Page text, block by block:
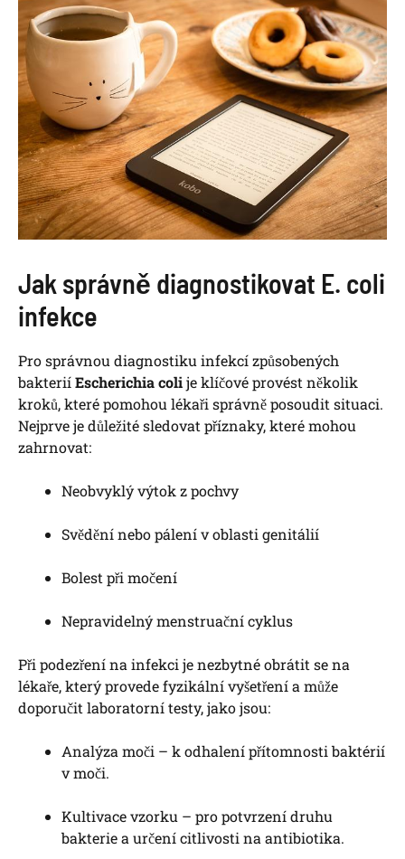
Jak správně diagnostikovat E. coli
infekce
Pro správnou diagnostiku infekcí způsobených
bakteriíEscherichia colije klíčové provést několik
kroků, které pomohou lékaři správně posoudit situaci.
Nejprve je důležité sledovat příznaky, které mohou
zahrnovat:
Neobvyklý výtok z pochvy
Svědění nebo pálení v oblasti genitálií
Bolest při močení
Nepravidelný menstruační cyklus
Při podezření na infekci je nezbytné obrátit se na
lékaře, který provede fyzikální vyšetření a může
doporučit laboratorní testy, jako jsou:
Analýza moči – k odhalení přítomnosti baktérií
v moči.
Kultivace vzorku – pro potvrzení druhu
bakterie a určení citlivosti na antibiotika.